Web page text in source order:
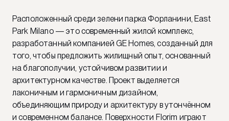
Расположенный среди зелени парка Форланини, East
Park Milano — это современный жилой комплекс,
разработанный компанией GE Homes, созданный для
того, чтобы предложить жилищный опыт, основанный
на благополучии, устойчивом развитии и
архитектурном качестве. Проект выделяется
лаконичным и гармоничным дизайном,
объединяющим природу и архитектуру в утончённом
и современном балансе. Поверхности Florim играют